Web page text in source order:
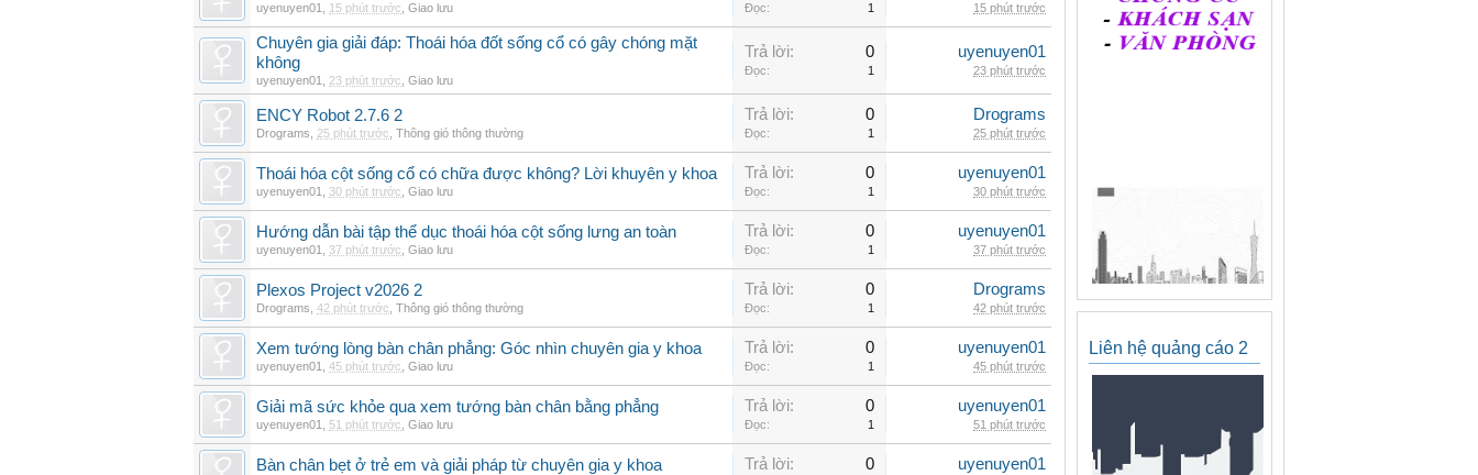
uyenuyen01 15 phút trước Giao lưu Đọc: 1 15 phút trước
Chuyên gia giải đáp: Thoái hóa đốt sống cổ có gây chóng mặt
không
uyenuyen01 23 phút trước Giao lưu
Trả lời: 0
Đọc: 1
uyenuyen01
23 phút trước
ENCY Robot 2.7.6 2
Drograms 25 phút trước Thông gió thông thường
Trả lời: 0
Đọc: 1
Drograms
25 phút trước
Thoái hóa cột sống cổ có chữa được không? Lời khuyên y khoa
uyenuyen01 30 phút trước Giao lưu
Trả lời: 0
Đọc: 1
uyenuyen01
30 phút trước
Hướng dẫn bài tập thể dục thoái hóa cột sống lưng an toàn
uyenuyen01 37 phút trước Giao lưu
Trả lời: 0
Đọc: 1
uyenuyen01
37 phút trước
Plexos Project v2026 2
Drograms 42 phút trước Thông gió thông thường
Trả lời: 0
Đọc: 1
Drograms
42 phút trước
Xem tướng lòng bàn chân phẳng: Góc nhìn chuyên gia y khoa
uyenuyen01 45 phút trước Giao lưu
Trả lời: 0
Đọc: 1
uyenuyen01
45 phút trước
Giải mã sức khỏe qua xem tướng bàn chân bằng phẳng
uyenuyen01 51 phút trước Giao lưu
Trả lời: 0
Đọc: 1
uyenuyen01
51 phút trước
Bàn chân bẹt ở trẻ em và giải pháp từ chuyên gia y khoa Trả lời: 0 uyenuyen01
Liên hệ quảng cáo 2